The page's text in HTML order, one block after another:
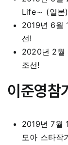
Life～ (일본)
2019년 6월
선!
2020년 2월
조선!
이준영참
2019년 7월
모아 스타작